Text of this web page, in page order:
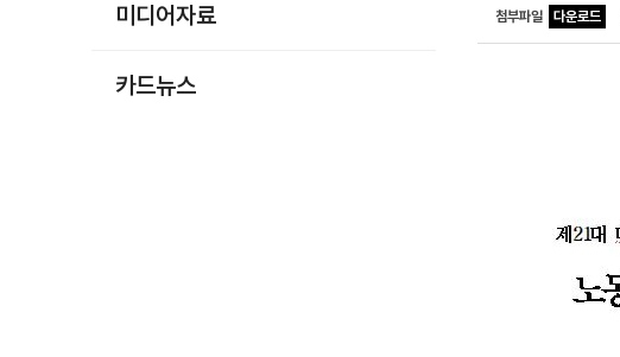
미디어자료
카드뉴스
첨부파일 다운로드